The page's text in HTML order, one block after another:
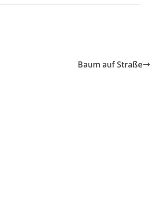
Baum auf Straße